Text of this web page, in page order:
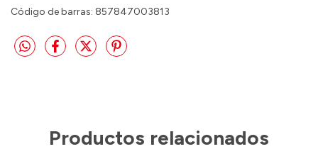
Código de barras: 857847003813
Productos relacionados